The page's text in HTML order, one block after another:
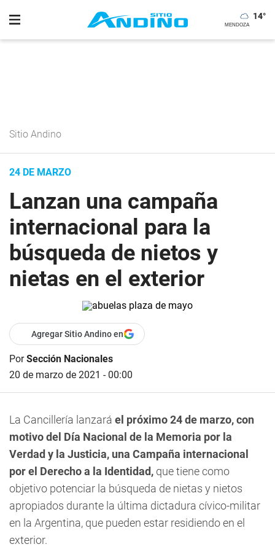
14°
Sitio Andino
24 DE MARZO
Lanzan una campaña
internacional para la
búsqueda de nietos y
nietas en el exterior
Agregar Sitio Andino en
PorSección Nacionales
20 de marzo de 2021 - 00:00
La Cancillería lanzará el próximo 24 de marzo, con
motivo del Día Nacional de la Memoria por la
Verdad y la Justicia, una Campaña internacional
por el Derecho a la Identidad, que tiene como
objetivo potenciar la búsqueda de nietas y nietos
apropiados durante la última dictadura cívico-militar
en la Argentina, que pueden estar residiendo en el
exterior.